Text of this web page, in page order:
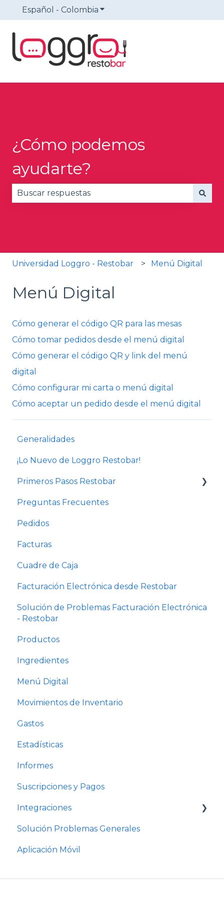
Español - Colombia Traducciones de Mostrar
¿Cómo podemos
ayudarte?
Universidad Loggro - Restobar Menú Digital
Menú Digital
Cómo generar el código QR para las mesas
Cómo tomar pedidos desde el menú digital
Cómo generar el código QR y link del menú
digital
Cómo configurar mi carta o menú digital
Cómo aceptar un pedido desde el menú digital
Generalidades
¡Lo Nuevo de Loggro Restobar!
Primeros Pasos Restobar
Cursos de administración de Restaurantes y
Preguntas Frecuentes
Pedidos
Facturas
Cuadre de Caja
Facturación Electrónica desde Restobar
Solución de Problemas Facturación Electrónica
- Restobar
Productos
Ingredientes
Menú Digital
Movimientos de Inventario
Gastos
Estadísticas
Informes
Suscripciones y Pagos
Integraciones
Integración Restobar - Pymes
Solución Problemas Generales
Aplicación Móvil